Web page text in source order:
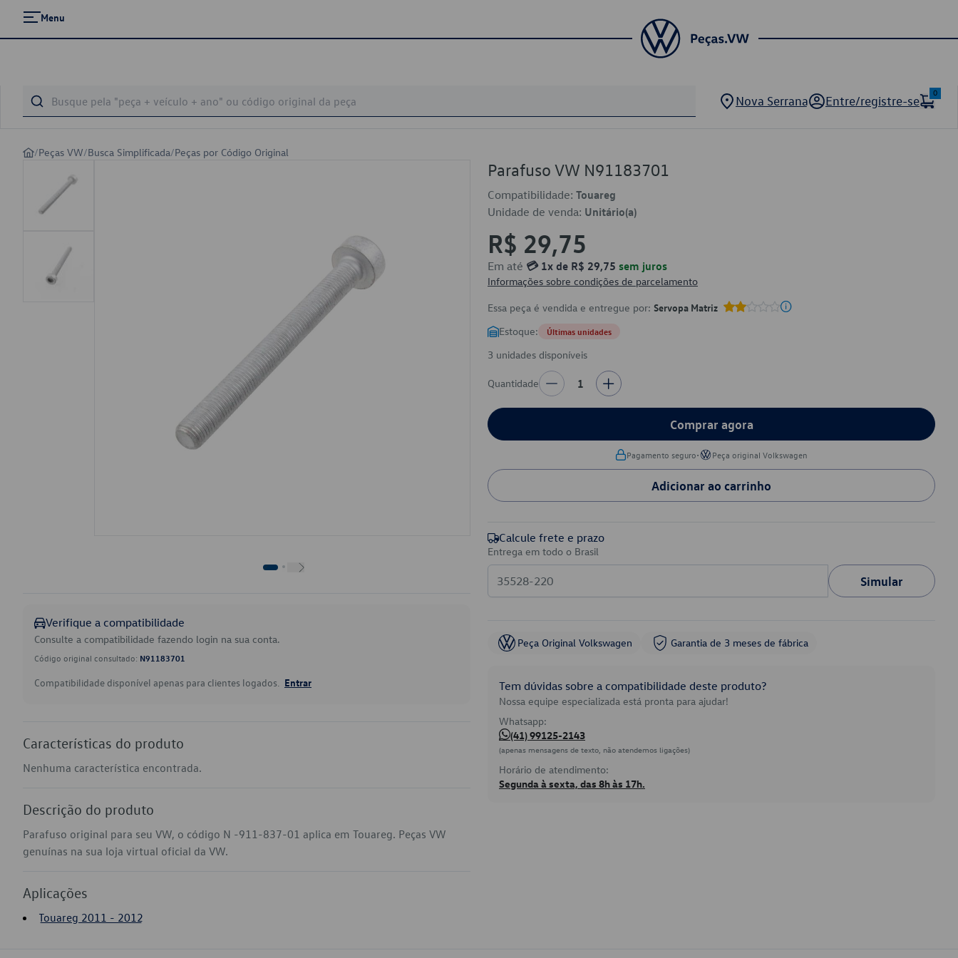
Menu
Nova Serrana Entre/registre-se
0
/Peças VW/Busca Simplificada/Peças por Código Original
Verifique a compatibilidade
Consulte a compatibilidade fazendo login na sua conta.
Código original consultado: N91183701
Compatibilidade disponível apenas para clientes logados. Entrar
Características do produto
Nenhuma característica encontrada.
Descrição do produto
Parafuso original para seu VW, o código N -911-837-01 aplica em Touareg. Peças VW
genuínas na sua loja virtual oficial da VW.
Aplicações
Touareg 2011 - 2012
Parafuso VW N91183701
Compatibilidade: Touareg
Unidade de venda: Unitário(a)
R$ 29,75
Em até 💳 1x de R$ 29,75 sem juros
Informações sobre condições de parcelamento
Essa peça é vendida e entregue por: Servopa Matriz
Estoque: Últimas unidades
3 unidades disponíveis
Quantidade 1
Comprar agora
Pagamento seguro• Peça original Volkswagen
Adicionar ao carrinho
Calcule frete e prazo
Entrega em todo o Brasil
Simular
Peça Original Volkswagen Garantia de 3 meses de fábrica
Tem dúvidas sobre a compatibilidade deste produto?
Nossa equipe especializada está pronta para ajudar!
Whatsapp:
(41) 99125-2143
(apenas mensagens de texto, não atendemos ligações)
Horário de atendimento:
Segunda à sexta, das 8h às 17h.